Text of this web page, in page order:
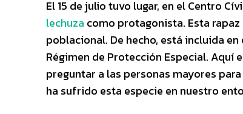
El 15 de julio tuvo lugar, en el Centro
lechuza como protagonista. Esta
poblacional. De hecho, está incluida
Régimen de Protección Especial. Aquí
preguntar a las personas mayores
ha sufrido esta especie en nuestro